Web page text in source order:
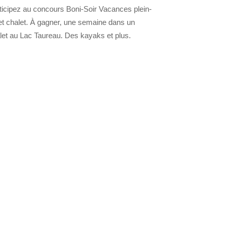
au concours Boni-Soir Vacances plein-
chalet. À gagner, une semaine dans un
au Lac Taureau. Des kayaks et plus.